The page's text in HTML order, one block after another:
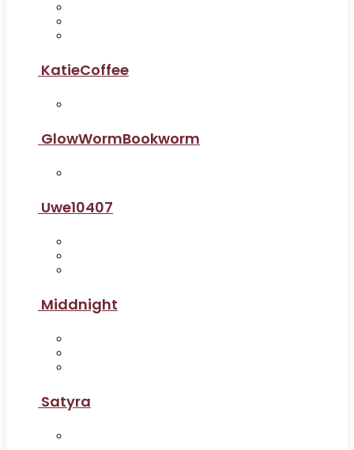
KatieCoffee
GlowWormBookworm
Uwe10407
Middnight
Satyra